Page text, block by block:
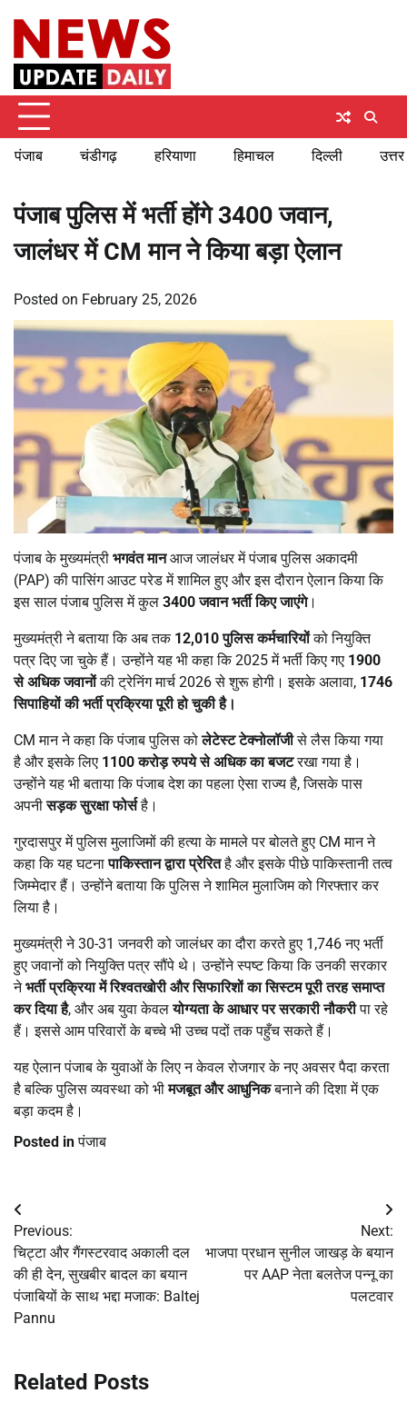
content
पंजाब चंडीगढ़ हरियाणा हिमाचल दिल्ली
पंजाब पुलिस में भर्ती होंगे 3400 जवान,
जालंधर में CM मान ने किया बड़ा ऐलान
Posted on February 25, 2026
पंजाब के मुख्यमंत्री भगवंत मानआज जालंधर में पंजाब पुलिस अकादमी
(PAP) की पासिंग आउट परेड में शामिल हुए और इस दौरान ऐलान किया कि
इस साल पंजाब पुलिस में कुल 3400 जवान भर्ती किए जाएंगे।
मुख्यमंत्री ने बताया कि अब तक 12,010 पुलिस कर्मचारियोंको नियुक्ति
पत्र दिए जा चुके हैं। उन्होंने यह भी कहा कि 2025 में भर्ती किए गए 1900
से अधिक जवानोंकी ट्रेनिंग मार्च 2026 से शुरू होगी। इसके अलावा, 1746
सिपाहियों की भर्ती प्रक्रिया पूरी हो चुकी है।
CM मान ने कहा कि पंजाब पुलिस कोलेटेस्ट टेक्नोलॉजीसे लैस किया गया
है और इसके लिए 1100 करोड़ रुपये से अधिक का बजटरखा गया है।
उन्होंने यह भी बताया कि पंजाब देश का पहला ऐसा राज्य है, जिसके पास
अपनीसड़क सुरक्षा फोर्सहै।
गुरदासपुर में पुलिस मुलाजिमों की हत्या के मामले पर बोलते हुए CM मान ने
कहा कि यह घटनापाकिस्तान द्वारा प्रेरितहै और इसके पीछे पाकिस्तानी तत्व
जिम्मेदार हैं। उन्होंने बताया कि पुलिस ने शामिल मुलाजिम को गिरफ्तार कर
लिया है।
मुख्यमंत्री ने 30-31 जनवरी को जालंधर का दौरा करते हुए 1,746 नए भर्ती
हुए जवानों को नियुक्ति पत्र सौंपे थे। उन्होंने स्पष्ट किया कि उनकी सरकार
नेभर्ती प्रक्रिया में रिश्वतखोरी और सिफारिशों का सिस्टम पूरी तरह समाप्त
कर दिया है, और अब युवा केवलयोग्यता के आधार पर सरकारी नौकरीपा रहे
हैं। इससे आम परिवारों के बच्चे भी उच्च पदों तक पहुँच सकते हैं।
यह ऐलान पंजाब के युवाओं के लिए न केवल रोजगार के नए अवसर पैदा करता
है बल्कि पुलिस व्यवस्था को भीमजबूत और आधुनिकबनाने की दिशा में एक
बड़ा कदम है।
Posted inपंजाब
Post
navigation
Previous:
चिट्टा और गैंगस्टरवाद अकाली दल
की ही देन, सुखबीर बादल का बयान
पंजाबियों के साथ भद्दा मजाक: Baltej
Pannu
Next:
भाजपा प्रधान सुनील जाखड़ के बयान
पर AAP नेता बलतेज पन्नू का
पलटवार
Related Posts